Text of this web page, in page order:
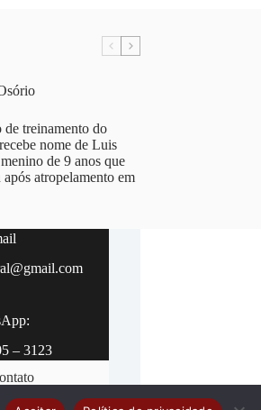
de treinamento do
nome de Luis
de 9 anos que
após atropelamento em
– 3123